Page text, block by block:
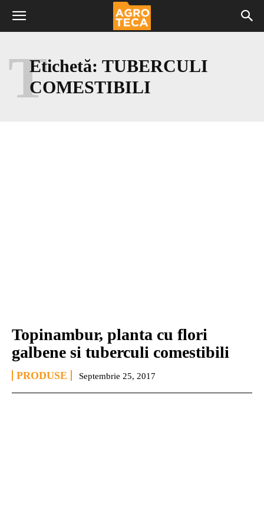
Etichetă: TUBERCULI
COMESTIBILI
T
Topinambur, planta cu flori
galbene si tuberculi comestibili
PRODUSE Septembrie 25, 2017